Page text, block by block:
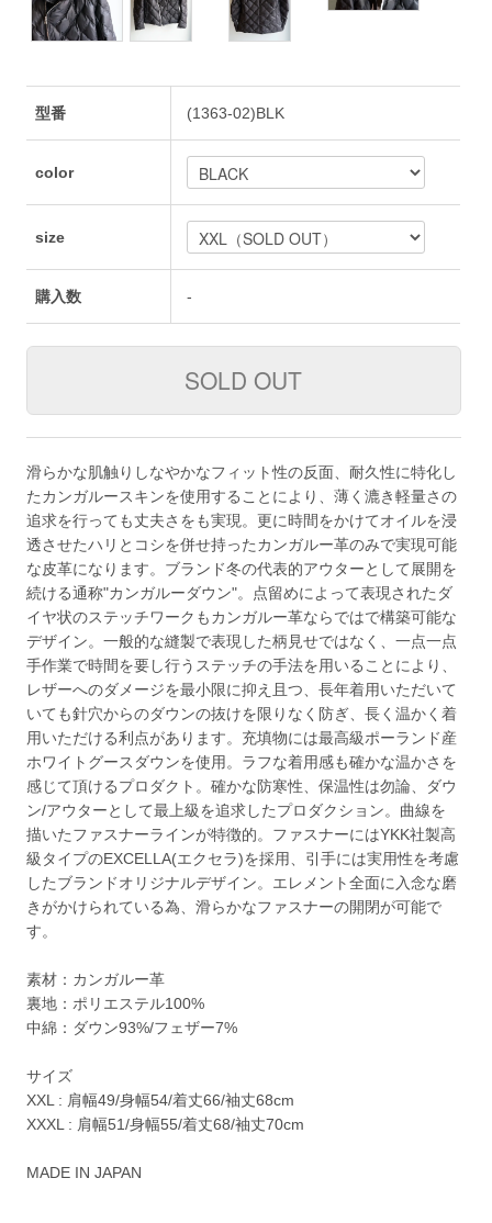
型番 (1363-02)BLK
color
size
購入数 -
滑らかな肌触りしなやかなフィット性の反面、耐久性に特化し
たカンガルースキンを使用することにより、薄く漉き軽量さの
追求を行っても丈夫さをも実現。更に時間をかけてオイルを浸
透させたハリとコシを併せ持ったカンガルー革のみで実現可能
な皮革になります。ブランド冬の代表的アウターとして展開を
続ける通称"カンガルーダウン"。点留めによって表現されたダ
イヤ状のステッチワークもカンガルー革ならではで構築可能な
デザイン。一般的な縫製で表現した柄見せではなく、一点一点
手作業で時間を要し行うステッチの手法を用いることにより、
レザーへのダメージを最小限に抑え且つ、長年着用いただいて
いても針穴からのダウンの抜けを限りなく防ぎ、長く温かく着
用いただける利点があります。充填物には最高級ポーランド産
ホワイトグースダウンを使用。ラフな着用感も確かな温かさを
感じて頂けるプロダクト。確かな防寒性、保温性は勿論、ダウ
ン/アウターとして最上級を追求したプロダクション。曲線を
描いたファスナーラインが特徴的。ファスナーにはYKK社製高
級タイプのEXCELLA(エクセラ)を採用、引手には実用性を考慮
したブランドオリジナルデザイン。エレメント全面に入念な磨
きがかけられている為、滑らかなファスナーの開閉が可能で
す。
素材：カンガルー革
裏地：ポリエステル100%
中綿：ダウン93%/フェザー7%
サイズ
XXL : 肩幅49/身幅54/着丈66/袖丈68cm
XXXL : 肩幅51/身幅55/着丈68/袖丈70cm
MADE IN JAPAN